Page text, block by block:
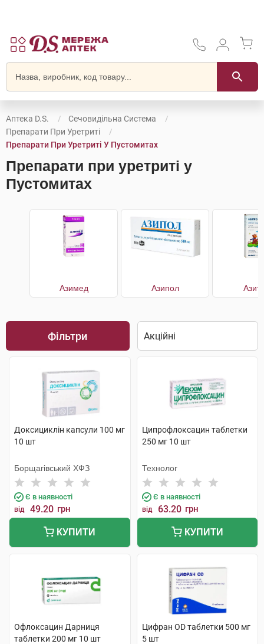
Аптека D.S.
Сечовидільна Система
Препарати При Уретриті
Препарати При Уретриті У Пустомитах
Препарати при уретриті у
Пустомитах
Азимед Азипол
Фільтри
Доксициклін капсули 100 мг
10 шт
Борщагівський ХФЗ
Є в наявності
від 49.20 грн
КУПИТИ
Ципрофлоксацин таблетки
250 мг 10 шт
Технолог
Є в наявності
від 63.20 грн
КУПИТИ
Офлоксацин Дарниця
таблетки 200 мг 10 шт
Цифран OD таблетки 500 мг
5 шт